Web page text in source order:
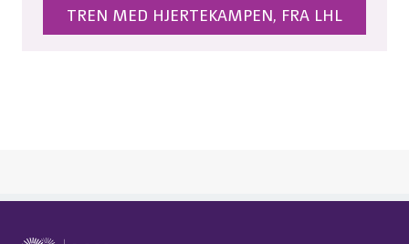
TREN MED HJERTEKAMPEN, FRA LHL